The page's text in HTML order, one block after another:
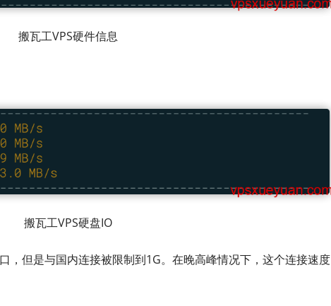
搬瓦工VPS硬件信息
搬瓦工VPS硬盘IO
，但是与国内连接被限制到1G。在晚高峰情况下，这个连接速度